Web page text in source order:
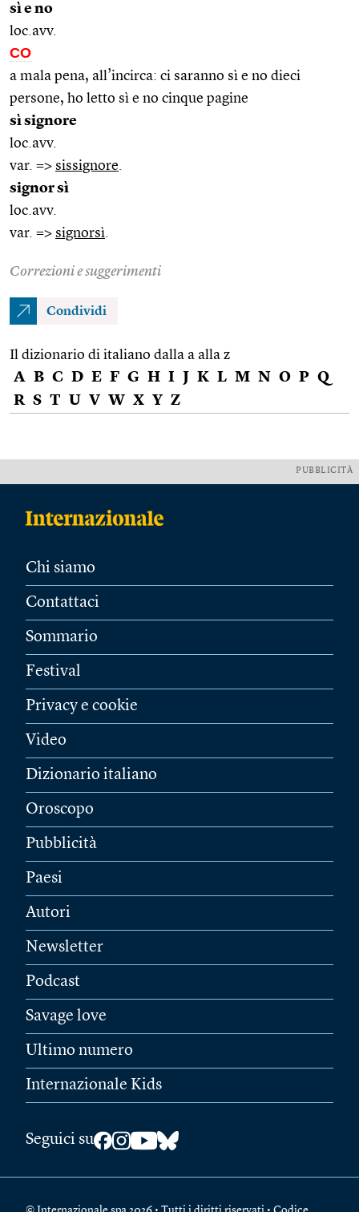
sì e no
loc.avv.
CO
a mala pena, all’incirca: ci saranno sì e no dieci
persone, ho letto sì e no cinque pagine
sì signore
loc.avv.
var. => sissignore
signor sì
loc.avv.
var. => signorsì
Correzioni e suggerimenti
Condividi
Il dizionario di italiano dalla a alla z
A B C D E F G H I J K L M N O P Q
R S T U V W X Y Z
PUBBLICITÀ
Chi siamo
Contattaci
Sommario
Festival
Privacy e cookie
Video
Dizionario italiano
Oroscopo
Pubblicità
Paesi
Autori
Newsletter
Podcast
Savage love
Ultimo numero
Internazionale Kids
Seguici su